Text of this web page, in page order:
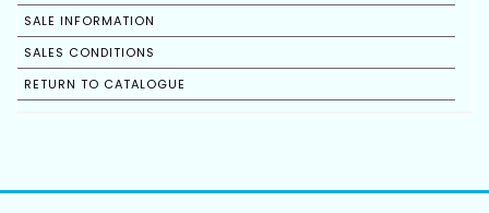
SALE INFORMATION
SALES CONDITIONS
RETURN TO CATALOGUE